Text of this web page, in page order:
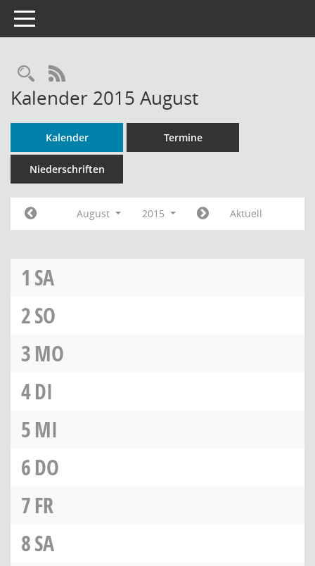
Toggle navigation
Rechercheauswahl
RSS-Feed
Kalender 2015 August
Kalender Termine
Niederschriften
August 2015 Aktuell
1 SA
2SO
3MO
4DI
5MI
6DO
7FR
8SA